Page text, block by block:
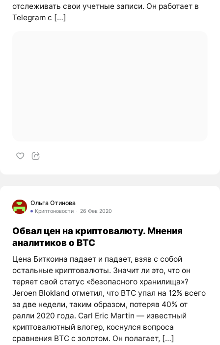
отслеживать свои учетные записи. Он работает в
Telegram с […]
Ольга Отинова
Криптоновости 26 Фев 2020
Обвал цен на криптовалюту. Мнения
аналитиков о BTC
Цена Биткоина падает и падает, взяв с собой
остальные криптовалюты. Значит ли это, что он
теряет свой статус «безопасного хранилища»?
Jeroen Blokland отметил, что BTC упал на 12% всего
за две недели, таким образом, потеряв 40% от
ралли 2020 года. Carl Eric Martin — известный
криптовалютный влогер, коснулся вопроса
сравнения BTC с золотом. Он полагает, […]